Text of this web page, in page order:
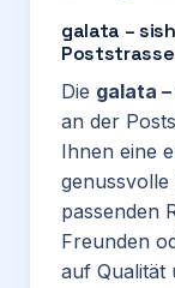
galata –
Die galata
an der
Ihnen eine
genussvolle
passenden
Freunden
auf Qualität